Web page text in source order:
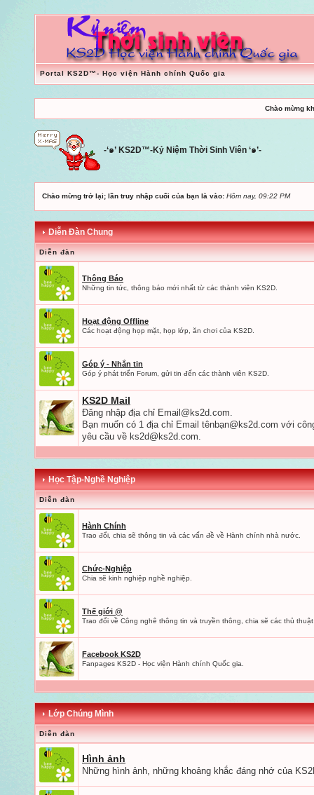
Portal KS2D™- Học viện Hành chính Quốc gia
Chào mừng
-‘๑’ KS2D™-Kỷ Niệm Thời Sinh Viên ‘๑’-
Chào mừng trở lại; lần truy nhập cuối của bạn là vào: Hôm nay, 09:22 PM
Diễn Đàn Chung
Diễn đàn
Thông Báo
Những tin tức, thông báo mới nhất từ các thành viên KS2D.
Hoạt động Offline
Các hoạt động họp mặt, họp lớp, ăn chơi của KS2D.
Góp ý - Nhắn tin
Góp ý phát triển Forum, gửi tin đến các thành viên KS2D.
KS2D Mail
Đăng nhập địa chỉ Email@ks2d.com.
Bạn muốn có 1 địa chỉ Email tênbạn@ks2d.com với
yêu cầu về ks2d@ks2d.com.
Học Tập-Nghề Nghiệp
Diễn đàn
Hành Chính
Trao đổi, chia sẽ thông tin và các vấn đề về Hành chính nhà nước.
Chức-Nghiệp
Chia sẽ kinh nghiệp nghề nghiệp.
Thế giới @
Trao đổi về Công nghê thông tin và truyền thông, chia sẽ các thủ
Facebook KS2D
Fanpages KS2D - Học viện Hành chính Quốc gia.
Lớp Chúng Mình
Diễn đàn
Hình ảnh
Những hình ảnh, những khoảng khắc đáng nhớ của